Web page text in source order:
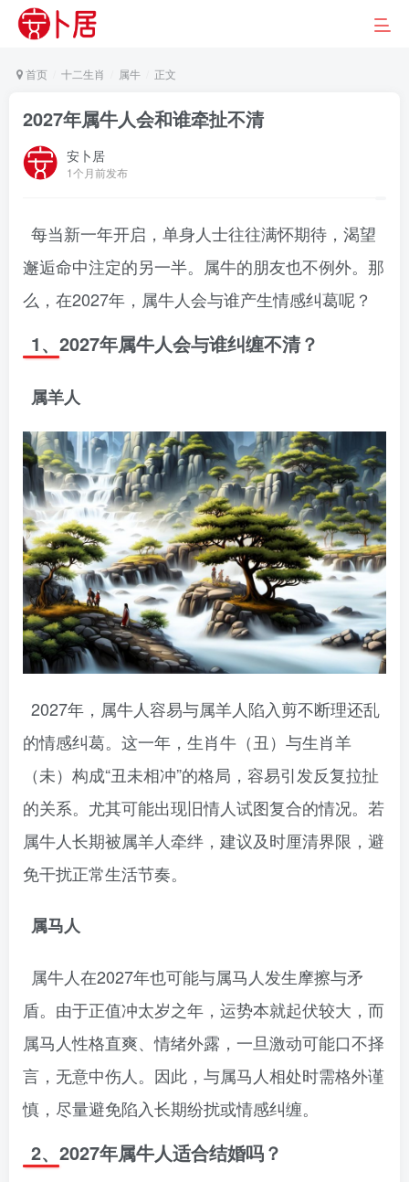
首页 十二生肖 属牛 正文
2027年属牛人会和谁牵扯不清
安卜居
1个月前发布
每当新一年开启，单身人士往往满怀期待，渴望
邂逅命中注定的另一半。属牛的朋友也不例外。那
么，在2027年，属牛人会与谁产生情感纠葛呢？
1、2027年属牛人会与谁纠缠不清？
属羊人
2027年，属牛人容易与属羊人陷入剪不断理还乱
的情感纠葛。这一年，生肖牛（丑）与生肖羊
（未）构成“丑未相冲”的格局，容易引发反复拉扯
的关系。尤其可能出现旧情人试图复合的情况。若
属牛人长期被属羊人牵绊，建议及时厘清界限，避
免干扰正常生活节奏。
属马人
属牛人在2027年也可能与属马人发生摩擦与矛
盾。由于正值冲太岁之年，运势本就起伏较大，而
属马人性格直爽、情绪外露，一旦激动可能口不择
言，无意中伤人。因此，与属马人相处时需格外谨
慎，尽量避免陷入长期纷扰或情感纠缠。
2、2027年属牛人适合结婚吗？